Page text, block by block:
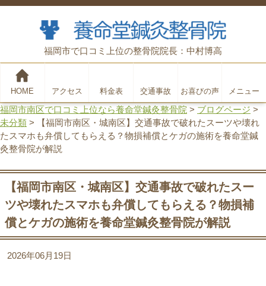
福岡市で口コミ上位の整骨院院長：中村博高
HOME アクセス 料金表 交通事故 お喜びの声 メニュー
福岡市南区で口コミ上位なら養命堂鍼灸整骨院 > ブログページ >
未分類 >
【福岡市南区・城南区】交通事故で破れたスーツや壊れ
たスマホも弁償してもらえる？物損補償とケガの施術を養命堂鍼
灸整骨院が解説
【福岡市南区・城南区】交通事故で破れたスー
ツや壊れたスマホも弁償してもらえる？物損補
償とケガの施術を養命堂鍼灸整骨院が解説
2026年06月19日